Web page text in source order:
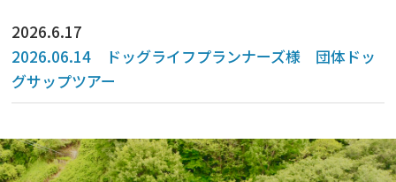
2026.6.17
2026.06.14 ドッグライフプランナーズ様 団体ドッ
グサップツアー